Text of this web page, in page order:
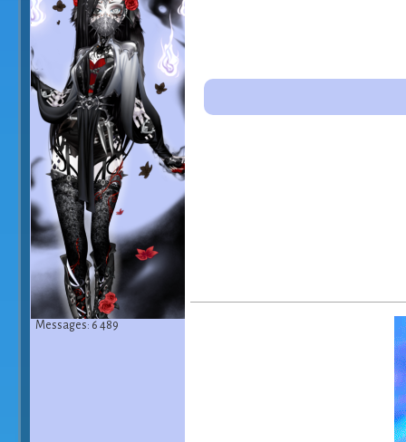
Messages: 6 489